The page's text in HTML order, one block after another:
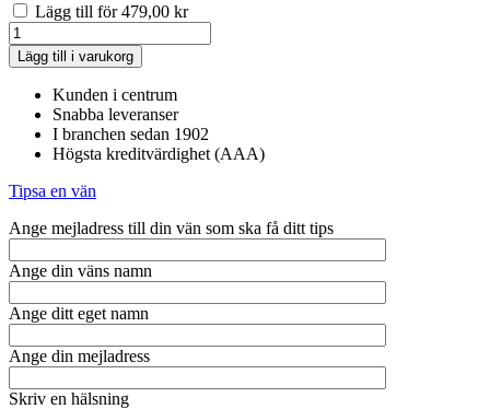
Lägg till för479,00 kr
Nät
200/24
Classic
Roast,
mängd
Lägg till i varukorg
Kunden i centrum
Snabba leveranser
I branchen sedan 1902
Högsta kreditvärdighet (AAA)
Tipsa en vän
Ange mejladress till din vän som ska få ditt tips
Ange din väns namn
Ange ditt eget namn
Ange din mejladress
Skriv en hälsning